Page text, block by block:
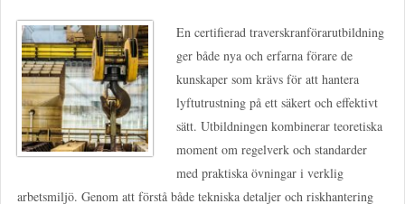
En certifierad traverskranförarutbildning
ger både nya och erfarna förare de
kunskaper som krävs för att hantera
lyftutrustning på ett säkert och effektivt
sätt. Utbildningen kombinerar teoretiska
moment om regelverk och standarder
med praktiska övningar i verklig
arbetsmiljö. Genom att förstå både tekniska detaljer och riskhantering